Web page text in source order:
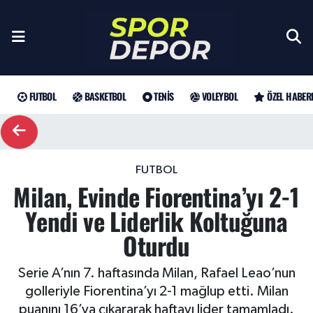
FUTBOL BASKETBOL TENIS VOLEYBOL ÖZEL
FUTBOL
Milan, Evinde Fiorentina’yı 2-1
Yendi ve Liderlik Koltuğuna
Oturdu
Serie A’nın 7. haftasında Milan, Rafael Leao’nun
golleriyle Fiorentina’yı 2-1 mağlup etti. Milan
puanını 16’ya çıkararak haftayı lider tamamladı.
Trendyol Süper Lig
Şampiyonlar Ligi
UEFA Avrupa Ligi
Avrupa Konferans Ligi
Türkiye Basketbol Ligi
Sultanlar Ligi
Özel Haberler
Muhabirler
Arama
Şampiyonlar Ligi
UEFA Avrupa Ligi
Avrupa Konferans Ligi
Trendyol Süper Lig
Nöbetçi Eczaneler
Tüm Manşetler
Son Dakika Haberleri
Haber Arşivi